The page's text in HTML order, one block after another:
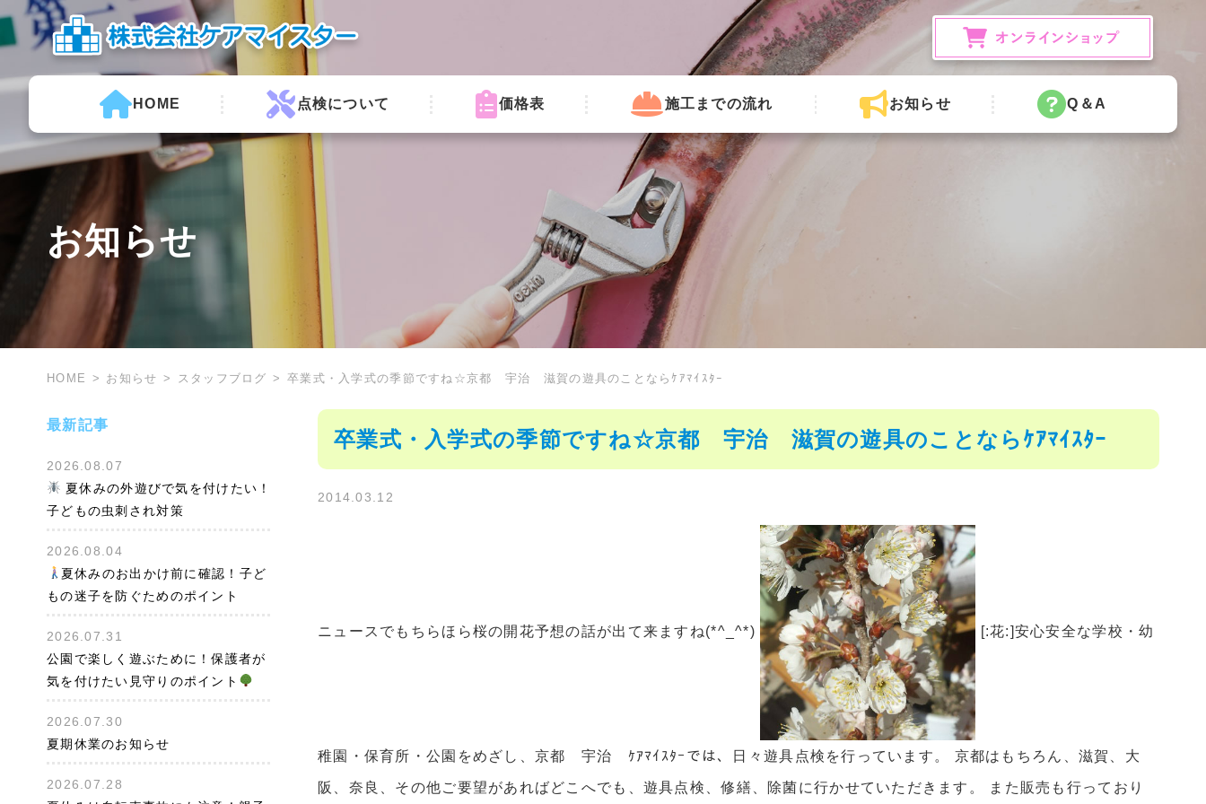
HOME 点検について 価格表 施工までの流れ お知らせ Q＆A
お知らせ
HOME お知らせ スタッフブログ 卒業式・入学式の季節ですね☆京都 宇治 滋賀の遊具のことならｹｱﾏｲｽﾀｰ
最新記事
2026.08.07
夏休みの外遊びで気を付けたい！
子どもの虫刺され対策
2026.08.04
夏休みのお出かけ前に確認！子ど
もの迷子を防ぐためのポイント
2026.07.31
公園で楽しく遊ぶために！保護者が
気を付けたい見守りのポイント
2026.07.30
夏期休業のお知らせ
2026.07.28
卒業式・入学式の季節ですね☆京都 宇治 滋賀の遊具のことならｹｱﾏｲｽﾀｰ
2014.03.12
ニュースでもちらほら桜の開花予想の話が出て来ますね(*^_^*) [:花:]安心安全な学校・幼
稚園・保育所・公園をめざし、京都 宇治 ｹｱﾏｲｽﾀｰでは、日々遊具点検を行っています。 京都はもちろん、滋賀、大
阪、奈良、その他ご要望があればどこへでも、遊具点検、修繕、除菌に行かせていただきます。 また販売も行っており